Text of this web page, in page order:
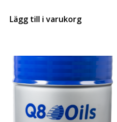
Lägg till i varukorg